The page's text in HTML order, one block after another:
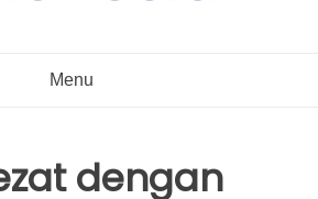
Menu
dengan